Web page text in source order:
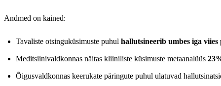
Andmed on kained:
Tavaliste otsinguküsimuste puhul hallutsineerib umbes iga viies
Meditsiinivaldkonnas näitas kliiniliste küsimuste metaanalüüs
Õigusvaldkonnas keerukate päringute puhul ulatuvad